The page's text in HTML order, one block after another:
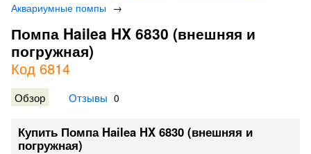
Аквариумные помпы →
Помпа Hailea HX 6830 (внешняя и
погружная)
Код 6814
Обзор Отзывы 0
Купить Помпа Hailea HX 6830 (внешняя и
погружная)